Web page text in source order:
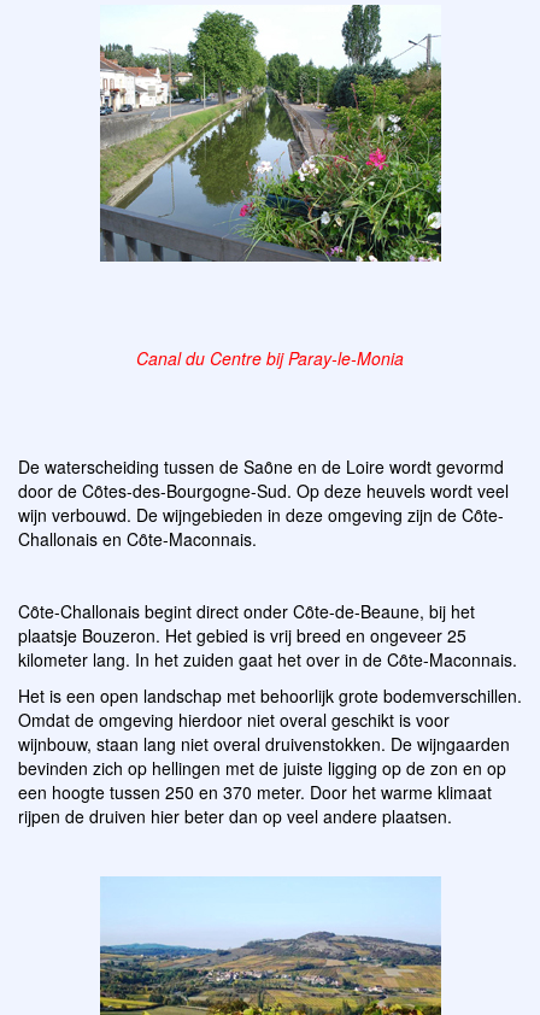
Canal du Centre bij Paray-le-Monia
De waterscheiding tussen de Saȏne en de Loire wordt gevormd
door de Cȏtes-des-Bourgogne-Sud. Op deze heuvels wordt veel
wijn verbouwd. De wijngebieden in deze omgeving zijn de Cȏte-
Challonais en Cȏte-Maconnais.
Cȏte-Challonais begint direct onder Cȏte-de-Beaune, bij het
plaatsje Bouzeron. Het gebied is vrij breed en ongeveer 25
kilometer lang. In het zuiden gaat het over in de Cȏte-Maconnais.
Het is een open landschap met behoorlijk grote bodemverschillen.
Omdat de omgeving hierdoor niet overal geschikt is voor
wijnbouw, staan lang niet overal druivenstokken. De wijngaarden
bevinden zich op hellingen met de juiste ligging op de zon en op
een hoogte tussen 250 en 370 meter. Door het warme klimaat
rijpen de druiven hier beter dan op veel andere plaatsen.